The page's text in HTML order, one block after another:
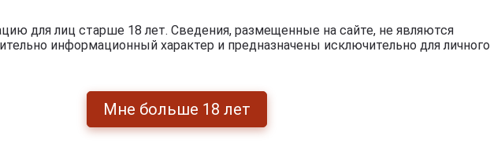
по году производства
для лиц старше 18 лет. Сведения, размещенные на сайте, не являются
информационный характер и предназначены исключительно для личного
Мне больше 18 лет